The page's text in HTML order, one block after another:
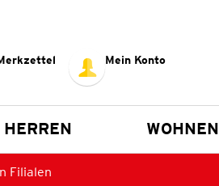
Mein Konto
HERREN WOHNEN
Filialen